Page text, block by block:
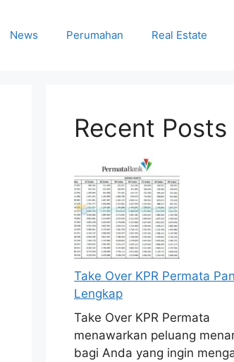
News Perumahan Real Estate
Recent Posts
Take Over KPR Permata
Lengkap
Take Over KPR Permata
menawarkan peluang
bagi Anda yang ingin